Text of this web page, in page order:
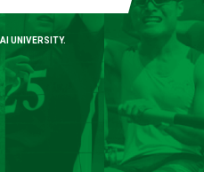
UNIVERSITY.